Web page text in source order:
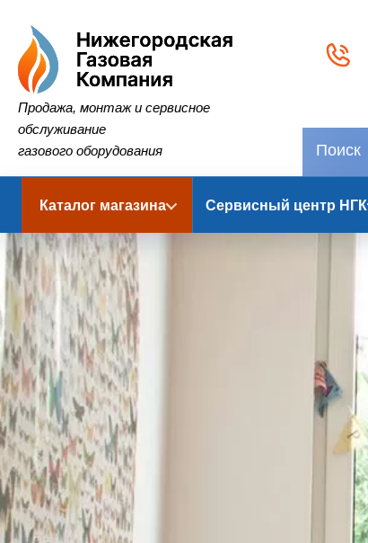
Нижегородская Газовая Компания
Продажа, монтаж и сервисное
обслуживание
газового оборудования
Каталог магазина Сервисный центр НГК